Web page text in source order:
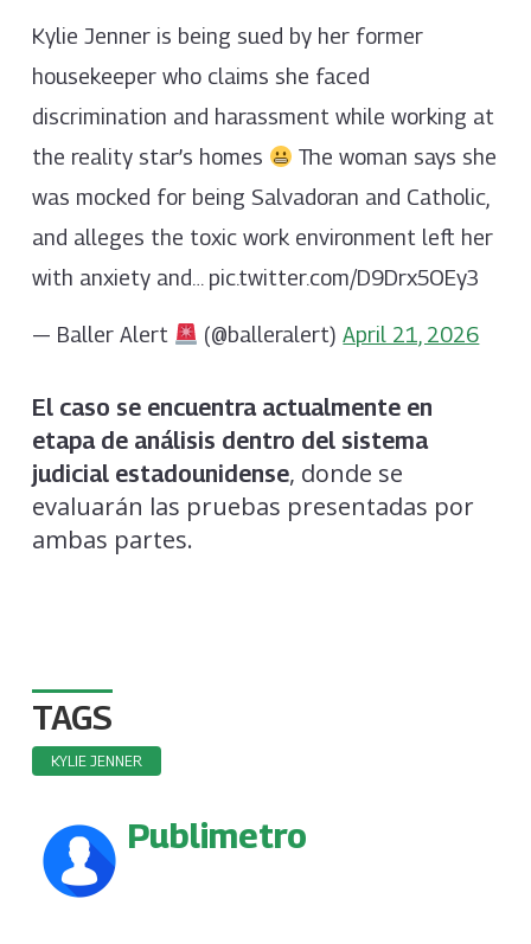
Kylie Jenner is being sued by her former
housekeeper who claims she faced
discrimination and harassment while working at
the reality star’s homes
The woman says she
was mocked for being Salvadoran and Catholic,
and alleges the toxic work environment left her
with anxiety and… pic.twitter.com/D9Drx5OEy3
— Baller Alert (@balleralert)April 21, 2026
El caso se encuentra actualmente en
etapa de análisis dentro del sistema
judicial estadounidense, donde se
evaluarán las pruebas presentadas por
ambas partes.
TAGS
KYLIE JENNER
Publimetro